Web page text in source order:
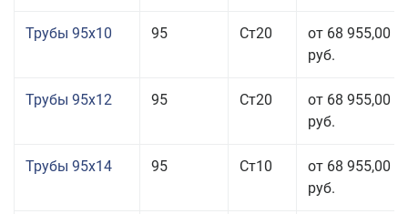
Трубы 95x10 95 Ст20
от 68 955,00
руб.
Трубы 95x12 95 Ст20
от 68 955,00
руб.
Трубы 95x14 95 Ст10
от 68 955,00
руб.